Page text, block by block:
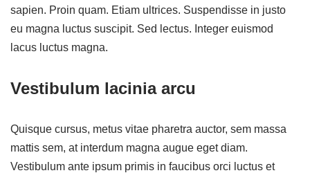
sapien. Proin quam. Etiam ultrices. Suspendisse in justo
eu magna luctus suscipit. Sed lectus. Integer euismod
lacus luctus magna.
Vestibulum lacinia arcu
Quisque cursus, metus vitae pharetra auctor, sem massa
mattis sem, at interdum magna augue eget diam.
Vestibulum ante ipsum primis in faucibus orci luctus et